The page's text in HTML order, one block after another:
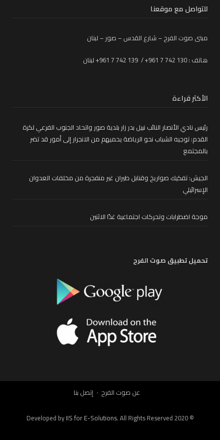
للتواصل مع موقعنا
مبنى صوت الفرح – شارع القدس – صور – لبنان
هاتف : 130 742 7 961+ / 139 742 7 961+ لبنان
الأكثر قراءة
رئيس نادي الأنصار النائب نبيل بدر زار بلدية صور واتحاد الجنوب الفرعي لكرة
القدم: توجيه الشباب نحو الرياضة يحميهم من الانجرار إلى أمور قد تضر
بالمجتمع
الجيش: تفكيك صواريخ وقنابل طيران غير منفجرة من مخلفات العدوان
الإسرائيلي
موجة اضطرابات وتحركات اجتماعية غدًا الاثنين
تحميل تطبيق صوت الفرح
عن صوت الفرح إتصل بنا
© Developed by
IIS for E-Solutions. All Rights Reserved 2020